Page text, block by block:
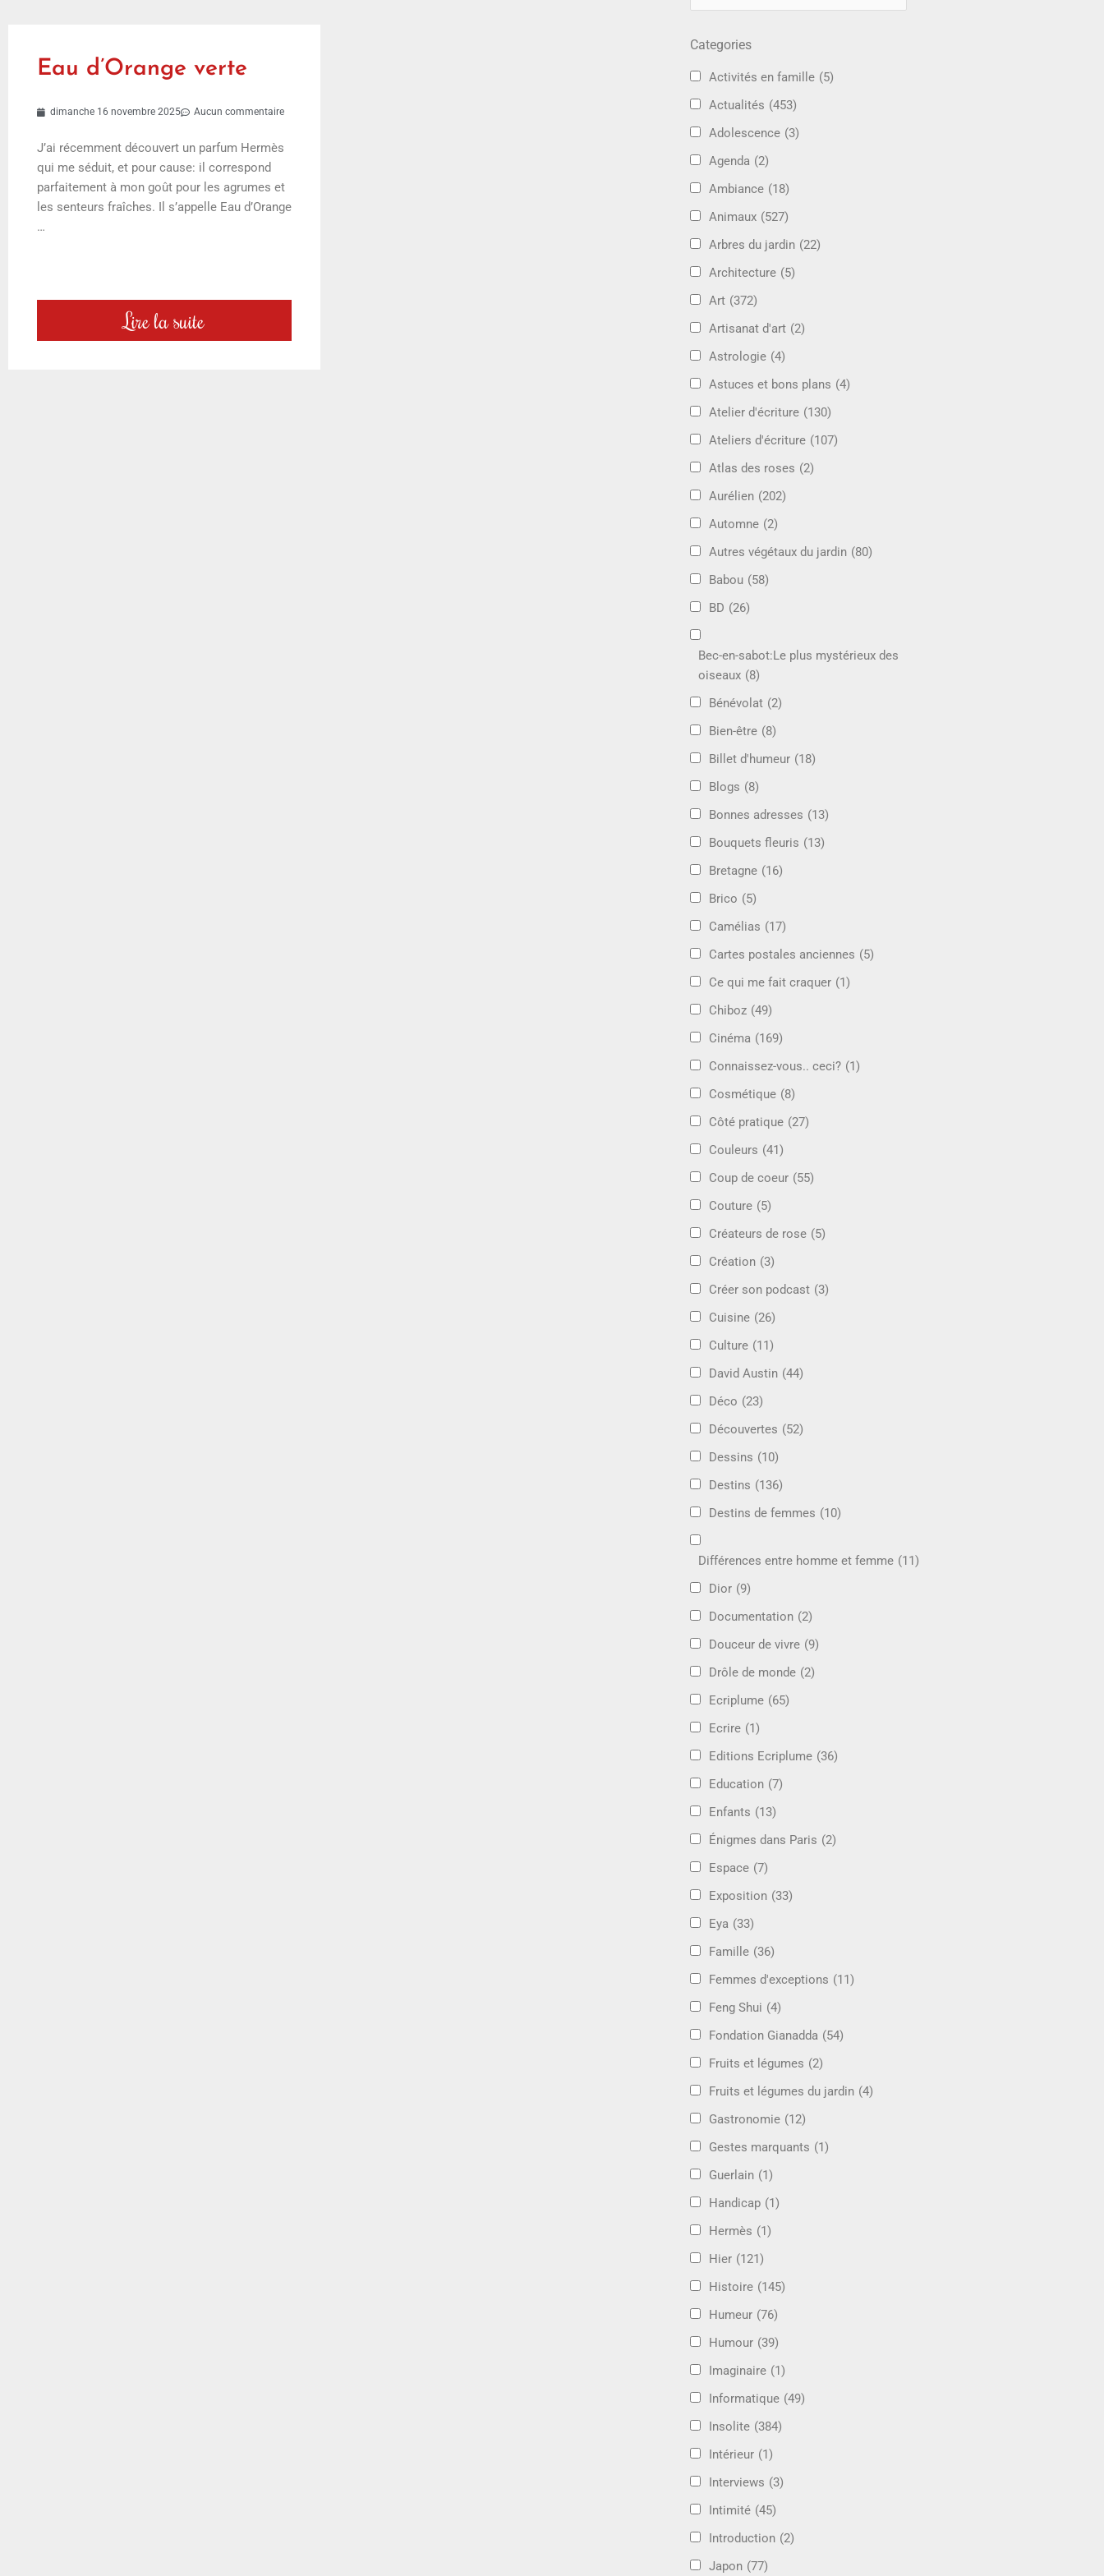
Eau d’Orange verte
dimanche 16 novembre 2025 Aucun commentaire
J’ai récemment découvert un parfum Hermès
qui me séduit, et pour cause: il correspond
parfaitement à mon goût pour les agrumes et
les senteurs fraîches. Il s’appelle Eau d’Orange
…
Lire la suite
Categories
Activités en famille (5)
Actualités (453)
Adolescence (3)
Agenda (2)
Ambiance (18)
Animaux (527)
Arbres du jardin (22)
Architecture (5)
Art (372)
Artisanat d'art (2)
Astrologie (4)
Astuces et bons plans (4)
Atelier d'écriture (130)
Ateliers d'écriture (107)
Atlas des roses (2)
Aurélien (202)
Automne (2)
Autres végétaux du jardin (80)
Babou (58)
BD (26)
Bec-en-sabot:Le plus mystérieux des
oiseaux (8)
Bénévolat (2)
Bien-être (8)
Billet d'humeur (18)
Blogs (8)
Bonnes adresses (13)
Bouquets fleuris (13)
Bretagne (16)
Brico (5)
Camélias (17)
Cartes postales anciennes (5)
Ce qui me fait craquer (1)
Chiboz (49)
Cinéma (169)
Connaissez-vous.. ceci? (1)
Cosmétique (8)
Côté pratique (27)
Couleurs (41)
Coup de coeur (55)
Couture (5)
Créateurs de rose (5)
Création (3)
Créer son podcast (3)
Cuisine (26)
Culture (11)
David Austin (44)
Déco (23)
Découvertes (52)
Dessins (10)
Destins (136)
Destins de femmes (10)
Différences entre homme et femme (11)
Dior (9)
Documentation (2)
Douceur de vivre (9)
Drôle de monde (2)
Ecriplume (65)
Ecrire (1)
Editions Ecriplume (36)
Education (7)
Enfants (13)
Énigmes dans Paris (2)
Espace (7)
Exposition (33)
Eya (33)
Famille (36)
Femmes d'exceptions (11)
Feng Shui (4)
Fondation Gianadda (54)
Fruits et légumes (2)
Fruits et légumes du jardin (4)
Gastronomie (12)
Gestes marquants (1)
Guerlain (1)
Handicap (1)
Hermès (1)
Hier (121)
Histoire (145)
Humeur (76)
Humour (39)
Imaginaire (1)
Informatique (49)
Insolite (384)
Intérieur (1)
Interviews (3)
Intimité (45)
Introduction (2)
Japon (77)